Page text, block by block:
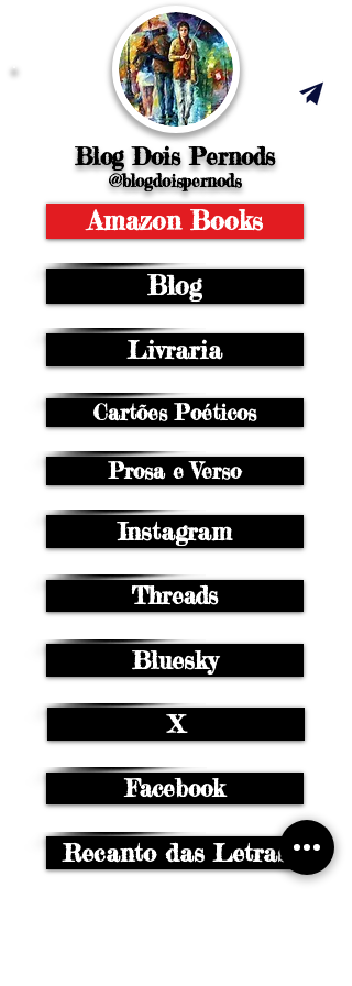
Blog Dois Pernods
@blogdoispernods
Amazon Books
Blog
Livraria
Cartões Poéticos
Prosa e Verso
Instagram
Threads
Bluesky
X
Facebook
Recanto das Letras